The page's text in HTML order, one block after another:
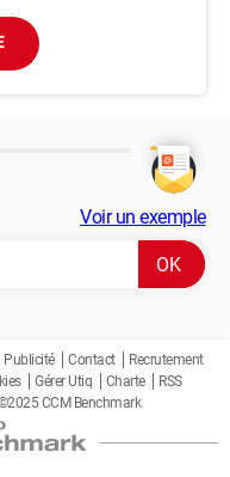
Voir un exemple
Publicité Contact
Recrutement
Gérer Utiq Charte
RSS
CCM Benchmark